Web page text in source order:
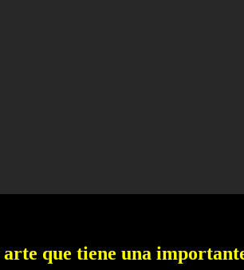
arte que tiene una